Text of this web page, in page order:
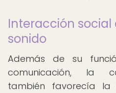
Interacción social
sonido
Además de su
comunicación, la
también favorecía la